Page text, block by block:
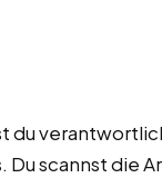
du
Du scannst die